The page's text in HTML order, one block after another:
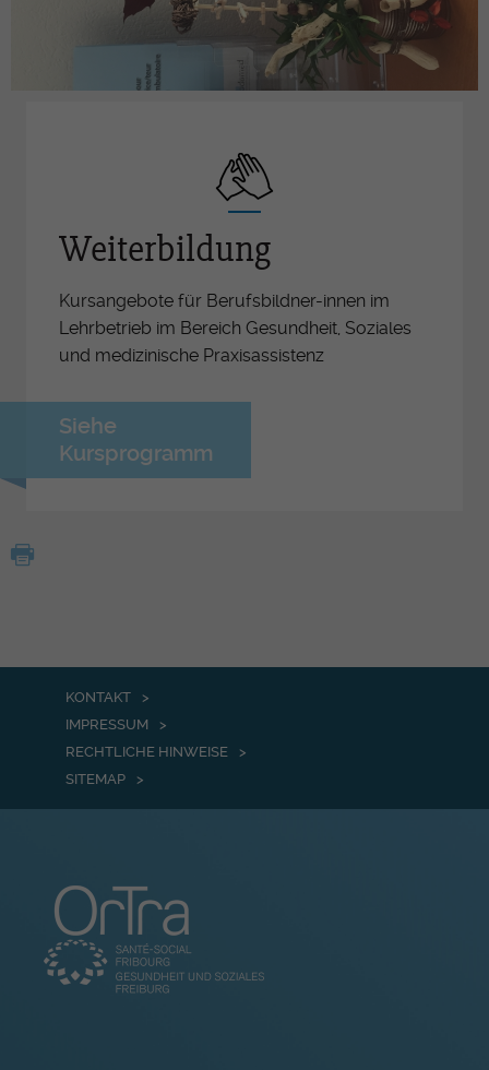
Weiterbildung
Kursangebote für Berufsbildner-innen im
Lehrbetrieb im Bereich Gesundheit, Soziales
und medizinische Praxisassistenz
Siehe
Kursprogramm
KONTAKT
IMPRESSUM
RECHTLICHE HINWEISE
SITEMAP